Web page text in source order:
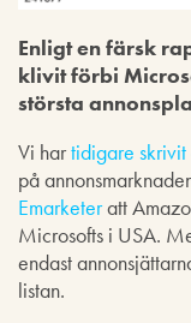
Enligt en färsk
klivit förbi
största
Vi hartidigare skrivit
på
Emarketeratt
Microsofts i USA.
endast
listan.